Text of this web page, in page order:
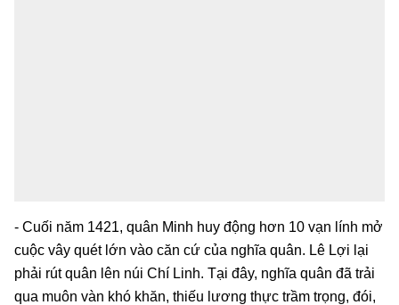
- Cuối năm 1421, quân Minh huy động hơn 10 vạn lính mở
cuộc vây quét lớn vào căn cứ của nghĩa quân. Lê Lợi lại
phải rút quân lên núi Chí Linh. Tại đây, nghĩa quân đã trải
qua muôn vàn khó khăn, thiếu lương thực trầm trọng, đói,